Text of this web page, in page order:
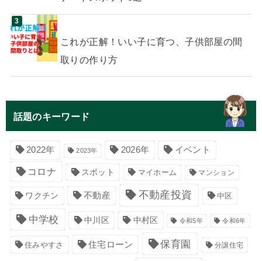
これが正解！いい子に育つ、子供部屋の間
取りの作り方
話題のキーワード
2022年 2023年 2026年 イベント
コロナ スポット マイホーム マンション
ワクチン 不動産 不動産投資 中区
中学校 中川区 中村区 令和5年 令和6年
住みやすさ 住宅ローン 保育園 分譲住宅